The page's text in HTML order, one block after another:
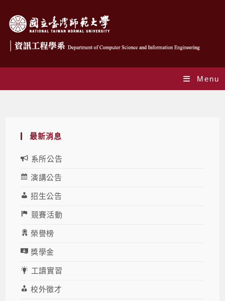
Menu
最新消息
系所公告
演講公告
招生公告
競賽活動
榮譽榜
獎學金
工讀實習
校外徵才